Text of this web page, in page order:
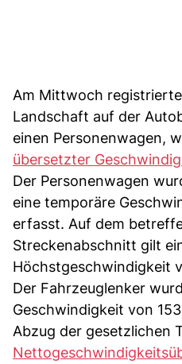
Am Mittwoch
Landschaft auf der
einen Personenwagen,
übersetzter
Der Personenwagen
eine temporäre
erfasst. Auf dem
Streckenabschnitt gilt
Höchstgeschwindigkeit
Der Fahrzeuglenker
Geschwindigkeit von
Abzug der gesetzlichen